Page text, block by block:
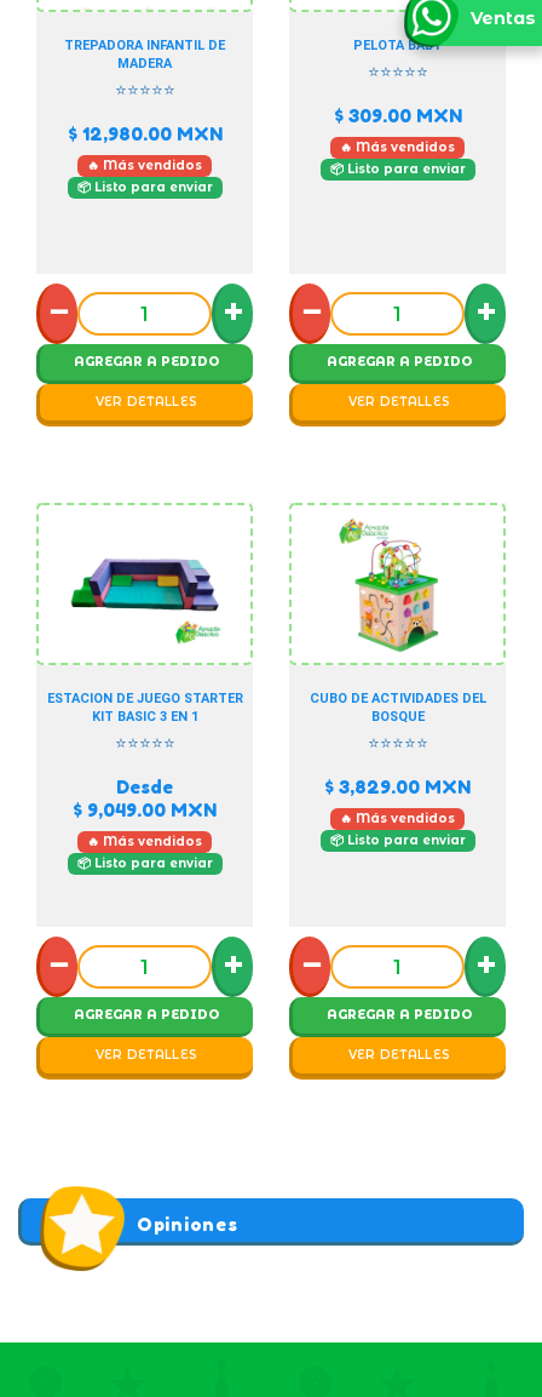
TREPADORA INFANTIL DE
MADERA
⭐⭐⭐⭐⭐
$ 12,980.00MXN
🔥 Más vendidos
📦 Listo para enviar
− +
AGREGAR A PEDIDO
VER DETALLES
PELOTA BABY
⭐⭐⭐⭐⭐
$ 309.00MXN
🔥 Más vendidos
📦 Listo para enviar
− +
AGREGAR A PEDIDO
VER DETALLES
ESTACION DE JUEGO STARTER
KIT BASIC 3 EN 1
⭐⭐⭐⭐⭐
Desde
$ 9,049.00 MXN
🔥 Más vendidos
📦 Listo para enviar
− +
AGREGAR A PEDIDO
VER DETALLES
CUBO DE ACTIVIDADES DEL
BOSQUE
⭐⭐⭐⭐⭐
$ 3,829.00 MXN
🔥 Más vendidos
📦 Listo para enviar
− +
AGREGAR A PEDIDO
VER DETALLES
Opiniones
Ventas